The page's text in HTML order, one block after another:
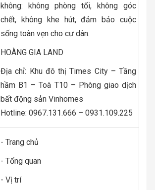
không: không phòng tối, không góc
chết, không khe hút, đảm bảo cuộc
sống toàn vẹn cho cư dân.
HOÀNG GIA LAND
Địa chỉ: Khu đô thị Times City – Tầng
hầm B1 – Toà T10 – Phòng giao dịch
bất động sản Vinhomes
Hotline: 0967.131.666 – 0931.109.225
- Trang chủ
- Tổng quan
- Vị trí